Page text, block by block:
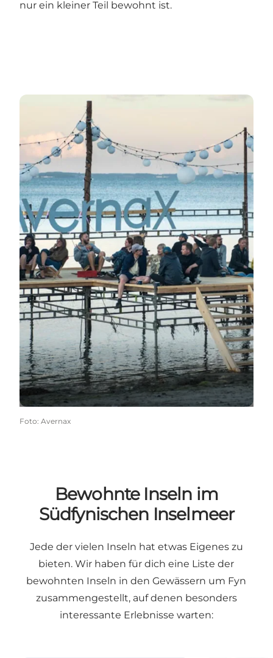
nur ein kleiner Teil bewohnt ist.
Foto: Avernax
Bewohnte Inseln im
Südfynischen Inselmeer
Jede der vielen Inseln hat etwas Eigenes zu
bieten. Wir haben für dich eine Liste der
bewohnten Inseln in den Gewässern um Fyn
zusammengestellt, auf denen besonders
interessante Erlebnisse warten: